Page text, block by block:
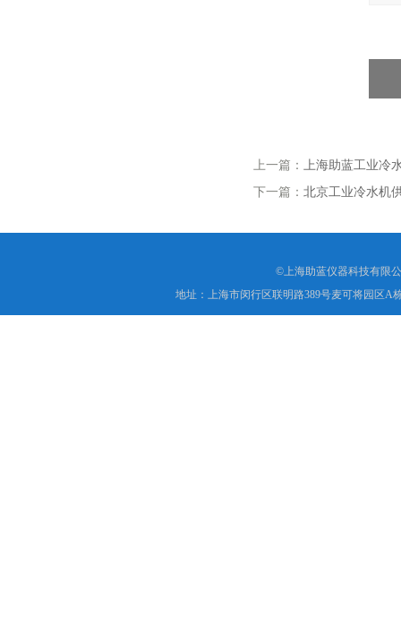
上一篇： 上海助蓝工业冷
下一篇： 北京工业冷水机
©上海助蓝仪器科技有限
地址：上海市闵行区联明路389号麦可将园区A